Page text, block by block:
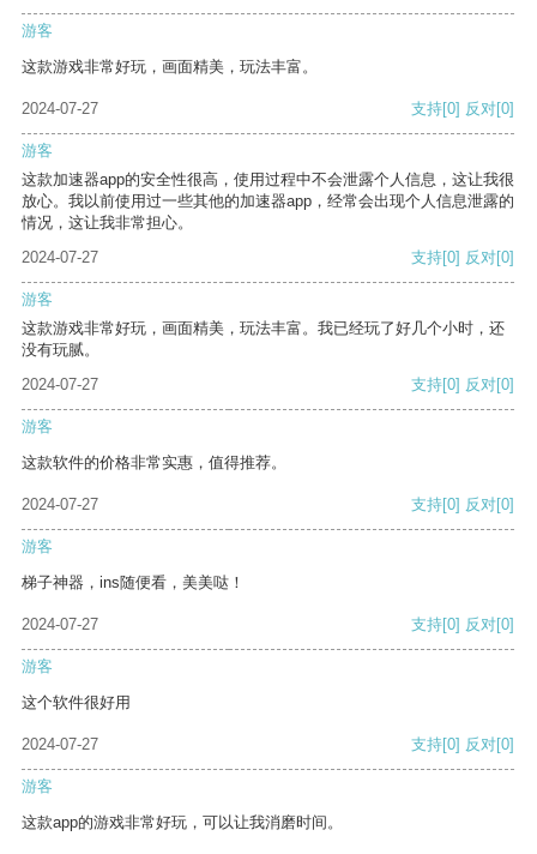
游客
这款游戏非常好玩，画面精美，玩法丰富。
2024-07-27 支持[0] 反对[0]
游客
这款加速器app的安全性很高，使用过程中不会泄露个人信息，这让我很
放心。我以前使用过一些其他的加速器app，经常会出现个人信息泄露的
情况，这让我非常担心。
2024-07-27
支持[0] 反对[0]
游客
这款游戏非常好玩，画面精美，玩法丰富。我已经玩了好几个小时，还
没有玩腻。
2024-07-27
支持[0] 反对[0]
游客
这款软件的价格非常实惠，值得推荐。
2024-07-27 支持[0] 反对[0]
游客
梯子神器，ins随便看，美美哒！
2024-07-27 支持[0] 反对[0]
游客
这个软件很好用
2024-07-27 支持[0] 反对[0]
游客
这款app的游戏非常好玩，可以让我消磨时间。